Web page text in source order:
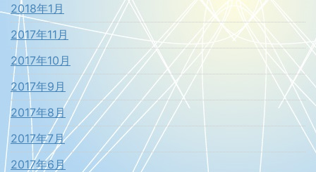
2018年1月
2017年11月
2017年10月
2017年9月
2017年8月
2017年7月
2017年6月